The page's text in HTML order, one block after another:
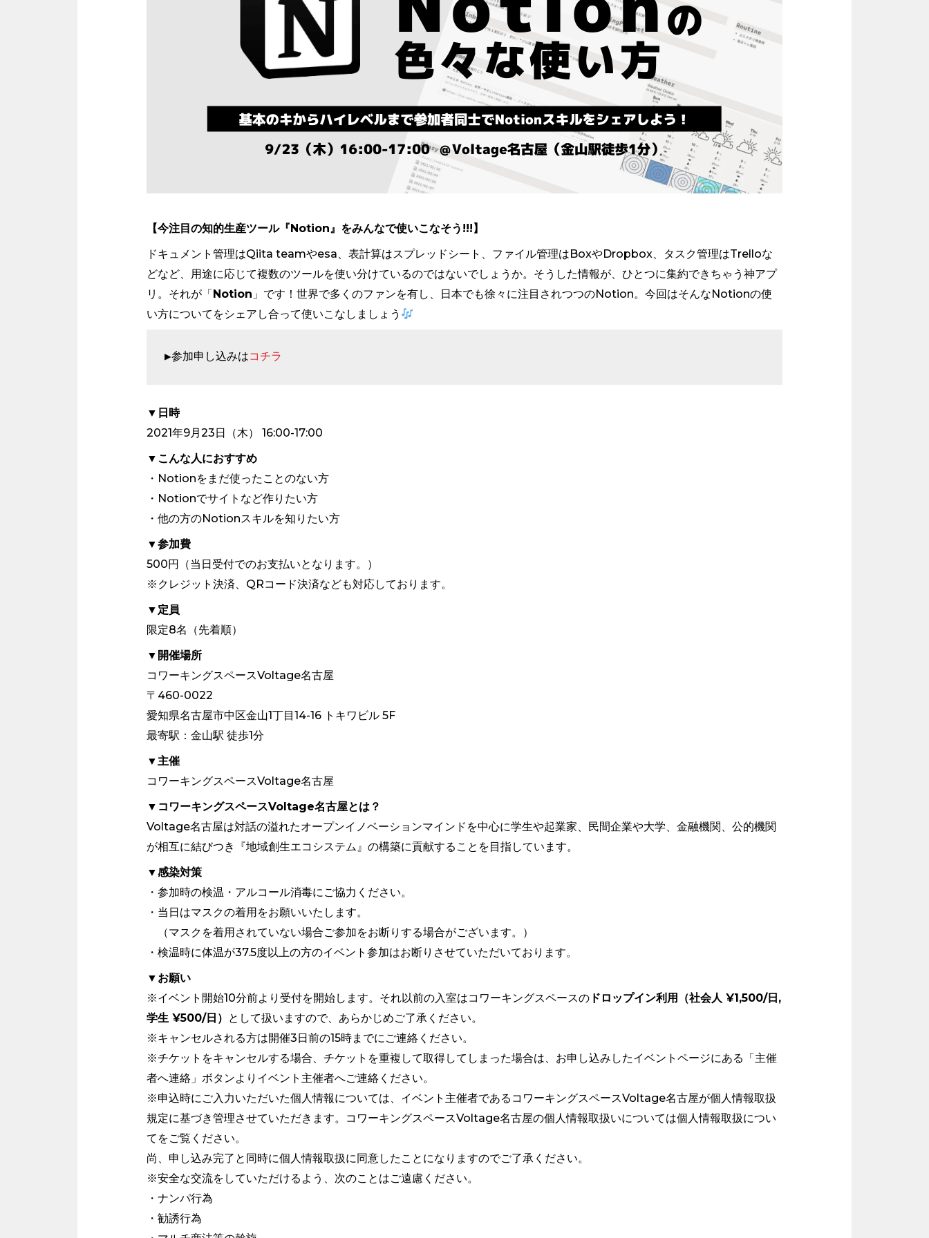
【今注目の知的生産ツール『Notion』をみんなで使いこなそう!!!】
ドキュメント管理はQiita teamやesa、表計算はスプレッドシート、ファイル管理はBoxやDropbox、タスク管理はTrelloな
どなど、用途に応じて複数のツールを使い分けているのではないでしょうか。そうした情報が、ひとつに集約できちゃう神アプ
リ。それが「Notion 」です！世界で多くのファンを有し、日本でも徐々に注目されつつのNotion。今回はそんなNotionの使
い方についてをシェアし合って使いこなしましょう
▶︎参加申し込みはコチラ
▼日時
2021年9月23日（木） 16:00-17:00
▼こんな人におすすめ
・Notionをまだ使ったことのない方
・Notionでサイトなど作りたい方
・他の方のNotionスキルを知りたい方
▼参加費
500円（当日受付でのお支払いとなります。）
※クレジット決済、QRコード決済なども対応しております。
▼定員
限定8名（先着順）
▼開催場所
コワーキングスペースVoltage名古屋
〒460-0022
愛知県名古屋市中区金山1丁目14-16 トキワビル 5F
最寄駅：金山駅 徒歩1分
▼主催
コワーキングスペースVoltage名古屋
▼コワーキングスペースVoltage名古屋とは？
Voltage名古屋は対話の溢れたオープンイノベーションマインドを中心に学生や起業家、民間企業や大学、金融機関、公的機関
が相互に結びつき『地域創生エコシステム』の構築に貢献することを目指しています。
▼感染対策
・参加時の検温・アルコール消毒にご協力ください。
・当日はマスクの着用をお願いいたします。
（マスクを着用されていない場合ご参加をお断りする場合がございます。）
・検温時に体温が37.5度以上の方のイベント参加はお断りさせていただいております。
▼お願い
※イベント開始10分前より受付を開始します。それ以前の入室はコワーキングスペースの ドロップイン利用（社会人 ¥1,500/日,
学生 ¥500/日） として扱いますので、あらかじめご了承ください。
※キャンセルされる方は開催3日前の15時までにご連絡ください。
※チケットをキャンセルする場合、チケットを重複して取得してしまった場合は、お申し込みしたイベントページにある「主催
者へ連絡」ボタンよりイベント主催者へご連絡ください。
※申込時にご入力いただいた個人情報については、イベント主催者であるコワーキングスペースVoltage名古屋が個人情報取扱
規定に基づき管理させていただきます。コワーキングスペースVoltage名古屋の個人情報取扱いについては個人情報取扱につい
てをご覧ください。
尚、申し込み完了と同時に個人情報取扱に同意したことになりますのでご了承ください。
※安全な交流をしていただけるよう、次のことはご遠慮ください。
・ナンパ行為
・勧誘行為